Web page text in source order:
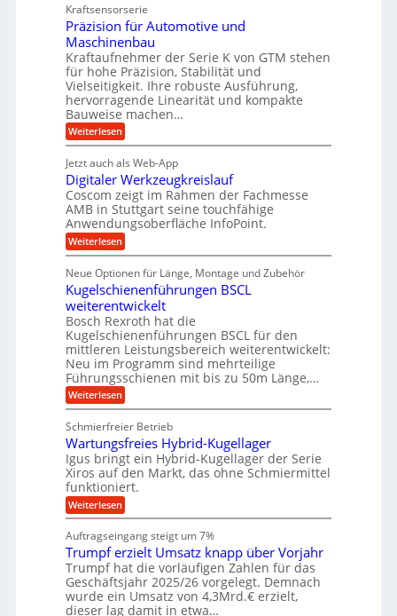
c
i
n
d
e
t
r
i
e
b
e
f
ü
r
r
a
e
U
m
g
e
b
u
n
g
e
n
n
d
A
u
f
t
r
a
g
s
e
i
n
g
a
n
g
l
o
s
e
,
w
e
n
i
g
e
r
S
t
e
l
e
n
h
n
s
t
a
n
g
e
n
g
e
t
r
i
e
b
e
f
ü
r
r
ä
i
s
e
H
u
b
b
e
w
e
g
u
n
g
e
n
Kraftsensorserie
Präzision für Automotive und
Maschinenbau
Kraftaufnehmer der Serie K von GTM stehen
für hohe Präzision, Stabilität und
Vielseitigkeit. Ihre robuste Ausführung,
hervorragende Linearität und kompakte
Bauweise machen…
Weiterlesen:
P
ä
z
i
s
i
o
n
f
r
A
u
t
o
m
o
t
i
v
e
n
d
M
a
s
c
h
i
e
n
b
a
u
Jetzt auch als Web-App
Digitaler Werkzeugkreislauf
Coscom zeigt im Rahmen der Fachmesse
AMB in Stuttgart seine touchfähige
Anwendungsoberfläche InfoPoint.
Weiterlesen:
D
g
i
t
a
l
e
r
W
e
r
k
z
e
u
g
k
r
e
i
s
a
u
f
Neue Optionen für Länge, Montage und Zubehör
Kugelschienenführungen BSCL
weiterentwickelt
Bosch Rexroth hat die
Kugelschienenführungen BSCL für den
mittleren Leistungsbereich weiterentwickelt:
Neu im Programm sind mehrteilige
Führungsschienen mit bis zu 50m Länge,…
Weiterlesen:
K
g
e
l
s
c
h
i
e
e
n
f
ü
h
r
Schmierfreier Betrieb
Wartungsfreies Hybrid-Kugellager
Igus bringt ein Hybrid-Kugellager der Serie
Xiros auf den Markt, das ohne Schmiermittel
funktioniert.
Weiterlesen:
W
r
t
u
n
g
s
Auftragseingang steigt um 7%
Trumpf erzielt Umsatz knapp über Vorjahr
Trumpf hat die vorläufigen Zahlen für das
Geschäftsjahr 2025/26 vorgelegt. Demnach
wurde ein Umsatz von 4,3Mrd.€ erzielt,
dieser lag damit in etwa…